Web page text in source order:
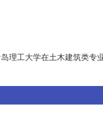
理工大学在土木建筑类专